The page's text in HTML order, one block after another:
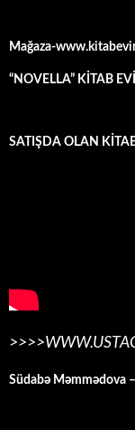
Mağaza-
“NOVELLA” KİTAB
SATIŞDA OLAN
Südabə Məmmədova